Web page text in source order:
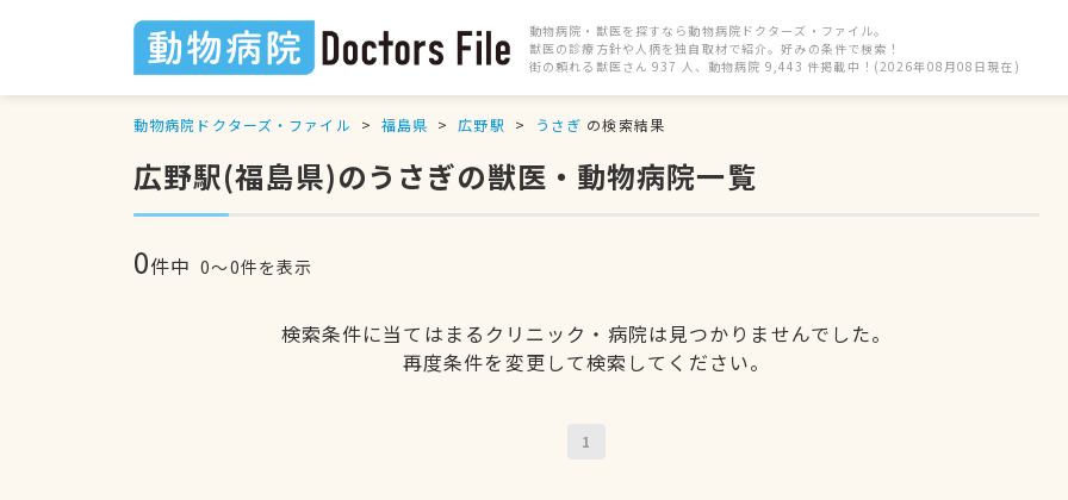
動物病院・獣医を探すなら動物病院ドクターズ・ファイル。
獣医の診療方針や人柄を独自取材で紹介。好みの条件で検索！
街の頼れる獣医さん 937 人、動物病院 9,443 件掲載中！(2026年08月08日現在)
動物病院ドクターズ・ファイル 福島県 広野駅 うさぎ の検索結果
広野駅(福島県)のうさぎの獣医・動物病院一覧
0件中 0〜0件を表示
検索条件に当てはまるクリニック・病院は見つかりませんでした。
再度条件を変更して検索してください。
1